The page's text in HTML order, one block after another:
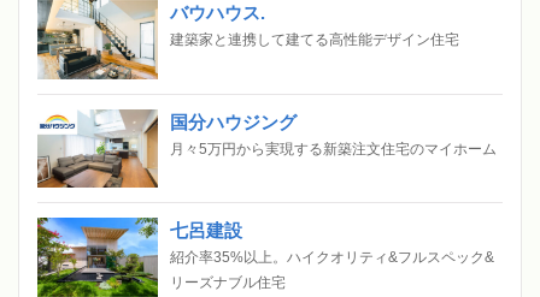
バウハウス.
建築家と連携して建てる高性能デザイン住宅
国分ハウジング
月々5万円から実現する新築注文住宅のマイホーム
七呂建設
紹介率35%以上。ハイクオリティ&フルスペック&
リーズナブル住宅